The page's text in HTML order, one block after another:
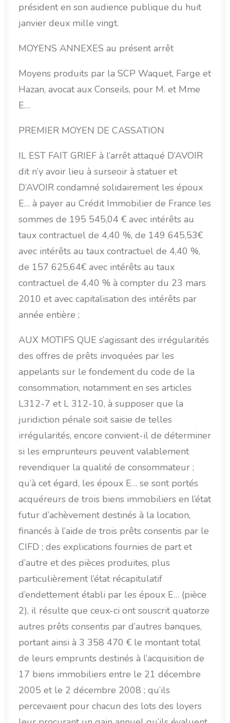
président en son audience publique du huit
janvier deux mille vingt.
MOYENS ANNEXES au présent arrêt
Moyens produits par la SCP Waquet, Farge et
Hazan, avocat aux Conseils, pour M. et Mme
E…
PREMIER MOYEN DE CASSATION
IL EST FAIT GRIEF à l’arrêt attaqué D’AVOIR
dit n’y avoir lieu à surseoir à statuer et
D’AVOIR condamné solidairement les époux
E… à payer au Crédit Immobilier de France les
sommes de 195 545,04 € avec intérêts au
taux contractuel de 4,40 %, de 149 645,53€
avec intérêts au taux contractuel de 4,40 %,
de 157 625,64€ avec intérêts au taux
contractuel de 4,40 % à compter du 23 mars
2010 et avec capitalisation des intérêts par
année entière ;
AUX MOTIFS QUE s’agissant des irrégularités
des offres de prêts invoquées par les
appelants sur le fondement du code de la
consommation, notamment en ses articles
L312-7 et L 312-10, à supposer que la
juridiction pénale soit saisie de telles
irrégularités, encore convient-il de déterminer
si les emprunteurs peuvent valablement
revendiquer la qualité de consommateur ;
qu’à cet égard, les époux E… se sont portés
acquéreurs de trois biens immobiliers en l’état
futur d’achèvement destinés à la location,
financés à l’aide de trois prêts consentis par le
CIFD ; des explications fournies de part et
d’autre et des pièces produites, plus
particulièrement l’état récapitulatif
d’endettement établi par les époux E… (pièce
2), il résulte que ceux-ci ont souscrit quatorze
autres prêts consentis par d’autres banques,
portant ainsi à 3 358 470 € le montant total
de leurs emprunts destinés à l’acquisition de
17 biens immobiliers entre le 21 décembre
2005 et le 2 décembre 2008 ; qu’ils
percevaient pour chacun des lots des loyers